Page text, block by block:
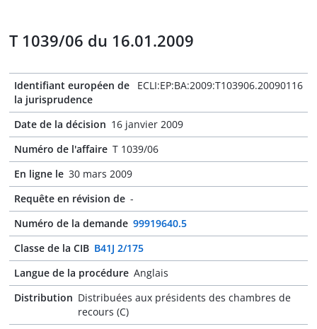
T 1039/06 du 16.01.2009
Identifiant européen de
la jurisprudence
ECLI:EP:BA:2009:T103906.20090116
Date de la décision 16 janvier 2009
Numéro de l'affaire T 1039/06
En ligne le 30 mars 2009
Requête en révision de -
Numéro de la demande 99919640.5
Classe de la CIB B41J 2/175
Langue de la procédure Anglais
Distribution Distribuées aux présidents des chambres de
recours (C)